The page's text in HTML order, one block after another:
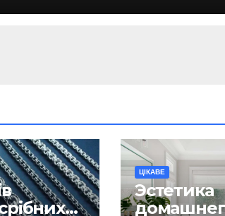
ЦІКАВЕ
Эстетика